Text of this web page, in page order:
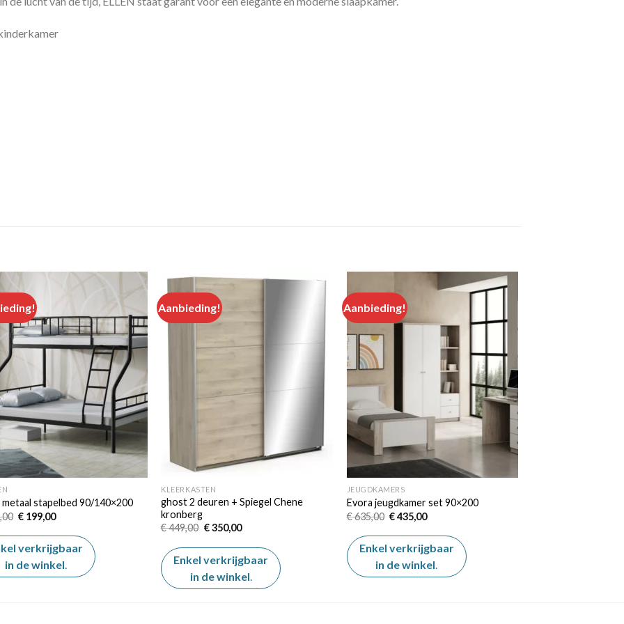
Add to
wishlist
metaal stapelbed 90/140×200
Oorspronkelijke
was:
€ 225,00.
€ 199,00Huidige
is:
€ 199,00.
verkrijgbaar
in de winkel.
Aanbieding!
wishlist
KLEERKASTEN
ghost 2 deuren + Spiegel Chene
kronberg
€449,00 Oorspronkelijke
was:
€ 449,00.
€350,00Huidige
is:
€ 350,00.
Enkel verkrijgbaar
in de winkel
Aanbieding!
JEUGDKAMERS
Evora jeugdkamer set 90×200
€635,00 Oorspronkelijke
was:
€ 635,00.
€435,00Huidige
is:
€ 435,00.
Enkel verkrijgbaar
in de winkel.